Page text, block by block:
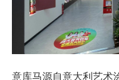
意库马源自意大利艺术